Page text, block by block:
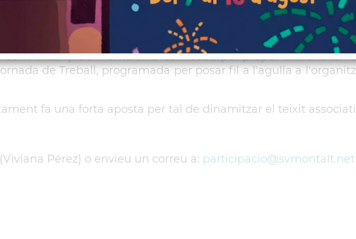
al Centre Cívic "El Gorg"
Vicenç de Montalt ha convocat, pel proper dimarts 27
de Treball, programada per posar fil a l'agulla a
fa una forta aposta per tal de dinamitzar el teixit
Pérez) o envieu un correu a: participacio@svmontalt.net